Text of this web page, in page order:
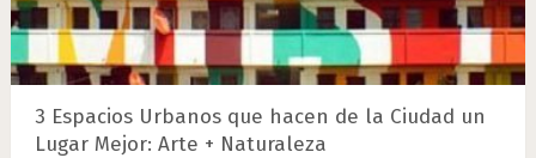
3 Espacios Urbanos que hacen de la Ciudad un
Lugar Mejor: Arte + Naturaleza